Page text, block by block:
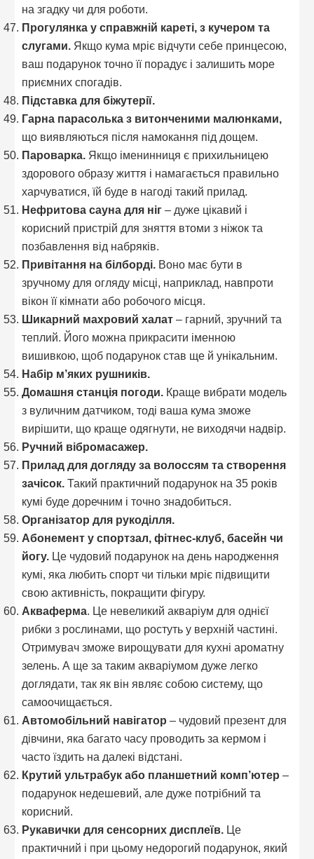
на згадку чи для роботи.
Прогулянка у справжній кареті, з кучером та
слугами. Якщо кума мріє відчути себе принцесою,
ваш подарунок точно її порадує і залишить море
приємних спогадів.
Підставка для біжутерії.
Гарна парасолька з витонченими малюнками,
що виявляються після намокання під дощем.
Пароварка. Якщо іменинниця є прихильницею
здорового образу життя і намагається правильно
харчуватися, їй буде в нагоді такий прилад.
Нефритова сауна для ніг – дуже цікавий і
корисний пристрій для зняття втоми з ніжок та
позбавлення від набряків.
Привітання на білборді. Воно має бути в
зручному для огляду місці, наприклад, навпроти
вікон її кімнати або робочого місця.
Шикарний махровий халат – гарний, зручний та
теплий. Його можна прикрасити іменною
вишивкою, щоб подарунок став ще й унікальним.
Набір м’яких рушників.
Домашня станція погоди. Краще вибрати модель
з вуличним датчиком, тоді ваша кума зможе
вирішити, що краще одягнути, не виходячи надвір.
Ручний вібромасажер.
Прилад для догляду за волоссям та створення
зачісок. Такий практичний подарунок на 35 років
кумі буде доречним і точно знадобиться.
Організатор для рукоділля.
Абонемент у спортзал, фітнес-клуб, басейн чи
йогу. Це чудовий подарунок на день народження
кумі, яка любить спорт чи тільки мріє підвищити
свою активність, покращити фігуру.
Акваферма. Це невеликий акваріум для однієї
рибки з рослинами, що ростуть у верхній частині.
Отримувач зможе вирощувати для кухні ароматну
зелень. А ще за таким акваріумом дуже легко
доглядати, так як він являє собою систему, що
самоочищається.
Автомобільний навігатор – чудовий презент для
дівчини, яка багато часу проводить за кермом і
часто їздить на далекі відстані.
Крутий ультрабук або планшетний комп’ютер –
подарунок недешевий, але дуже потрібний та
корисний.
Рукавички для сенсорних дисплеїв. Це
практичний і при цьому недорогий подарунок, який